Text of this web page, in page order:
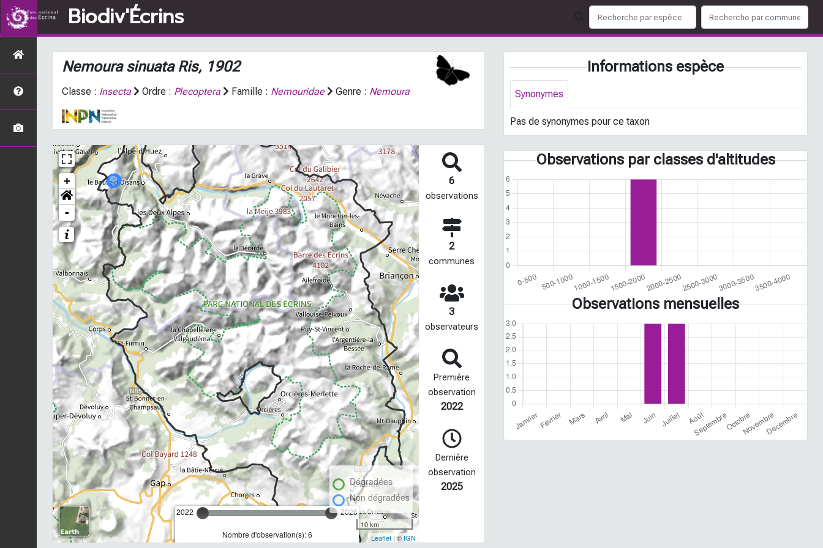
Biodiv'Écrins
Nemoura sinuataRis, 1902
Classe : Insecta Ordre : Plecoptera Famille : Nemouridae Genre : Nemoura
+
-
2022 2026
Nombre d'observation(s): 6
Dégradées
Non dégradées
10 km
Leaflet| © IGN
6
observations
2
communes
3
observateurs
Première
observation
2022
Dernière
observation
2025
Informations espèce
Synonymes
Pas de synonymes pour ce taxon
Observations par classes d'altitudes
Observations mensuelles